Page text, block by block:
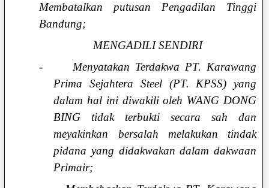
Membatalkan putusan Pengadilan Tinggi
Bandung;
MENGADILI SENDIRI
-
Menyatakan Terdakwa PT. Karawang
Prima Sejahtera Steel (PT. KPSS) yang
dalam hal ini diwakili oleh WANG DONG
BING tidak terbukti secara sah dan
meyakinkan bersalah melakukan tindak
pidana yang didakwakan dalam dakwaan
Primair;